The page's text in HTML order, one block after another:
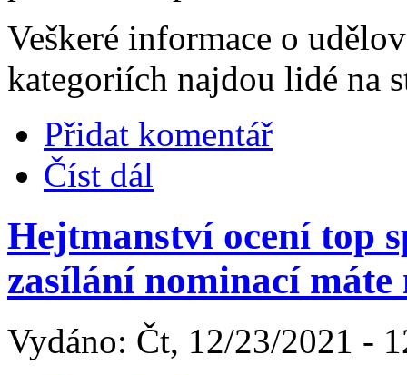
Veškeré informace o
kategoriích najdou lidé na
Přidat komentář
Číst dál
Hejtmanství ocení top
zasílání nominací máte
Vydáno: Čt, 12/23/2021 -